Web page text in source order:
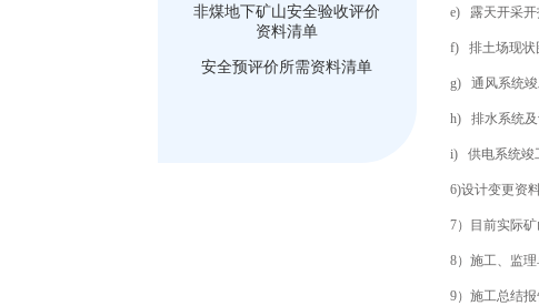
非煤地下矿山安全验收评价
资料清单
安全预评价所需资料清单
e) 露天开采开
f) 排土场现状
g) 通风系统竣
h) 排水系统及
i) 供电系统竣
6)设计变更资
7）目前实际矿
8）施工、监
9）施工总结